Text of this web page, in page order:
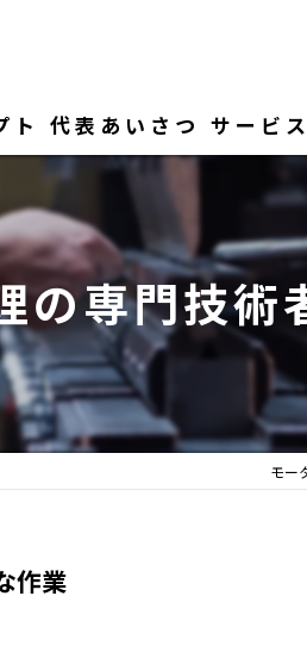
ト 代表あいさつ サービス
の専門技
モー
作業